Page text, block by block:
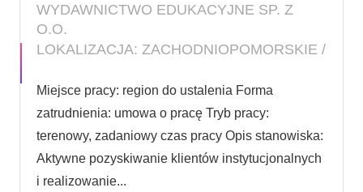
WYDAWNICTWO EDUKACYJNE SP. Z
O.O.
LOKALIZACJA: ZACHODNIOPOMORSKIE /
Miejsce pracy: region do ustalenia Forma
zatrudnienia: umowa o pracę Tryb pracy:
terenowy, zadaniowy czas pracy Opis stanowiska:
Aktywne pozyskiwanie klientów instytucjonalnych
i realizowanie...